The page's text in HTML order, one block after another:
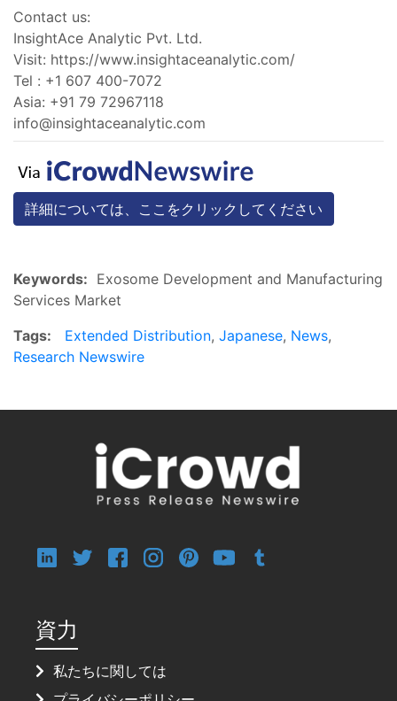
Contact us:
InsightAce Analytic Pvt. Ltd.
Visit: https://www.insightaceanalytic.com/
Tel : +1 607 400-7072
Asia: +91 79 72967118
info@insightaceanalytic.com
詳細については、ここをクリックしてください
Keywords: Exosome Development and Manufacturing
Services Market
Tags:
Extended Distribution, Japanese, News,
Research Newswire
資力
私たちに関しては